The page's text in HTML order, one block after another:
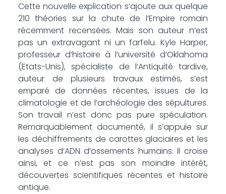
Cette nouvelle explication s’ajoute aux quelque
210 théories sur la chute de l’Empire romain
récemment recensées. Mais son auteur n’est
pas un extravagant ni un farfelu. Kyle Harper,
professeur d’histoire à l’université d’Oklahoma
(Etats-Unis), spécialiste de l’Antiquité tardive,
auteur de plusieurs travaux estimés, s’est
emparé de données récentes, issues de la
climatologie et de l’archéologie des sépultures.
Son travail n’est donc pas pure spéculation.
Remarquablement documenté, il s’appuie sur
les déchiffrements de carottes glaciaires et les
analyses d’ADN d’ossements humains. Il croise
ainsi, et ce n’est pas son moindre intérêt,
découvertes scientifiques récentes et histoire
antique.